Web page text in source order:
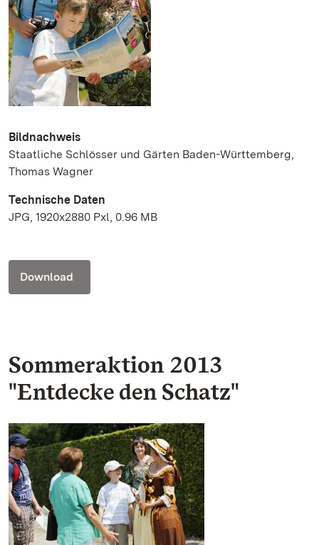
Bildnachweis
Staatliche Schlösser und Gärten Baden-Württemberg,
Thomas Wagner
Technische Daten
JPG, 1920x2880 Pxl, 0.96 MB
Download
Sommeraktion 2013
"Entdecke den Schatz"